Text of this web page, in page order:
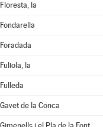
Floresta, la
Fondarella
Foradada
Fuliola, la
Fulleda
Gavet de la Conca